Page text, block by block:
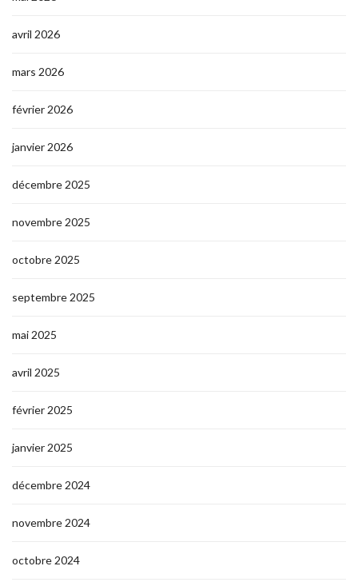
avril 2026
mars 2026
février 2026
janvier 2026
décembre 2025
novembre 2025
octobre 2025
septembre 2025
mai 2025
avril 2025
février 2025
janvier 2025
décembre 2024
novembre 2024
octobre 2024